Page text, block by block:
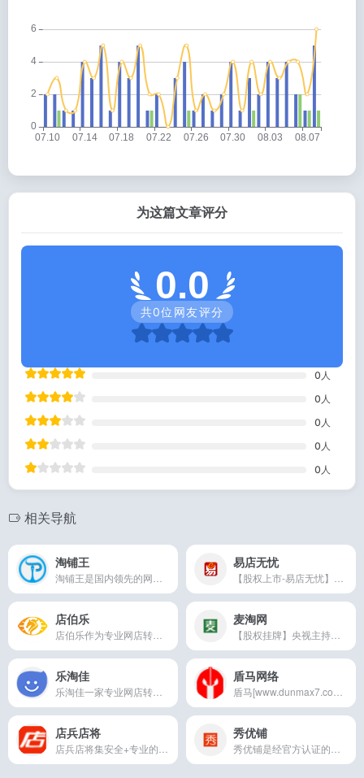
为这篇文章评分
0.0
共0位网友评分
0 人
0 人
0 人
0 人
0 人
相关导航
淘铺王 易店无忧
店伯乐 麦淘网
乐淘佳 盾马网络
店兵店将 秀优铺